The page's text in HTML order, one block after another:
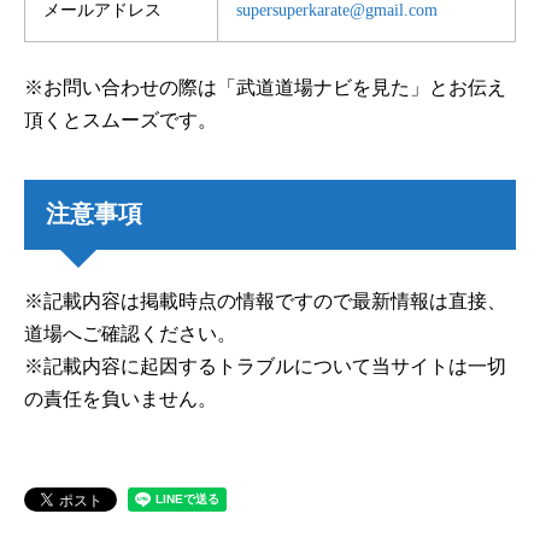
メールアドレス supersuperkarate@gmail.com
※お問い合わせの際は「武道道場ナビを見た」とお伝え
頂くとスムーズです。
注意事項
※記載内容は掲載時点の情報ですので最新情報は直接、
道場へご確認ください。
※記載内容に起因するトラブルについて当サイトは一切
の責任を負いません。